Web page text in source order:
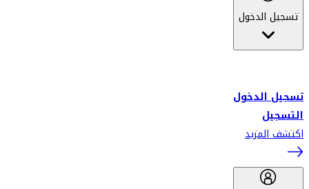
تسجيل الدخول
تسجيل الدخول
التسجيل
اكتشف المزيد